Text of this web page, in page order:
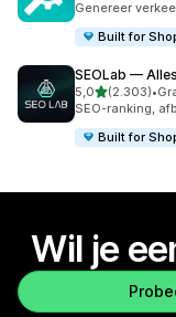
Genereer
Built for
SEOLab —
5,0van 5 sterren
(2.303)
2303 recensies
•
SEO-ranking,
Built for
Wil je